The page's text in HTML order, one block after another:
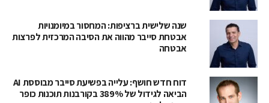
שנה שלישית ברציפות: המחסור במיומנויות
אבטחת סייבר מהווה את הסיבה המרכזית לפרצות
אבטחה
דוח חדש חושף: עלייה בפשיעת סייבר מבוססת AI
הביאה לגידול של 389% בקורבנות תוכנות כופר